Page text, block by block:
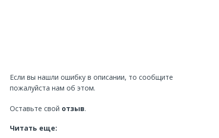
Если вы нашли ошибку в описании, то сообщите
пожалуйста нам об этом.
Оставьте свой отзыв.
Читать еще: